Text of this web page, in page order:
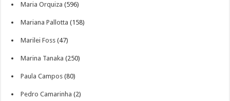
Maria Orquiza (596)
Mariana Pallotta (158)
Marilei Foss (47)
Marina Tanaka (250)
Paula Campos (80)
Pedro Camarinha (2)